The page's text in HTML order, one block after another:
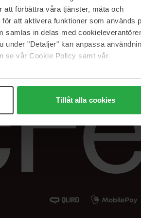
förbättra våra tjänster, mäta och
att aktivera funktioner som används
samlas in delas med
"Detaljer" kan anpassa
se vår Cookie Policy samt vår
Tillåt alla cookies
reklamationer